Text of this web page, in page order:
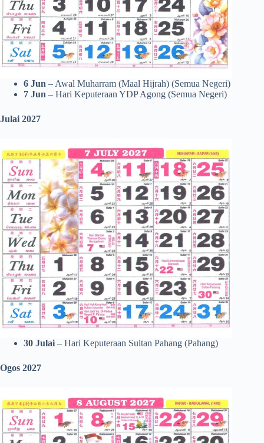
6 Jun – Awal Muharram (Maal Hijrah) (Semua Negeri)
7 Jun – Hari Keputeraan YDP Agong (Semua Negeri)
Julai 2027
30 Julai – Hari Keputeraan Sultan Pahang (Pahang)
Ogos 2027